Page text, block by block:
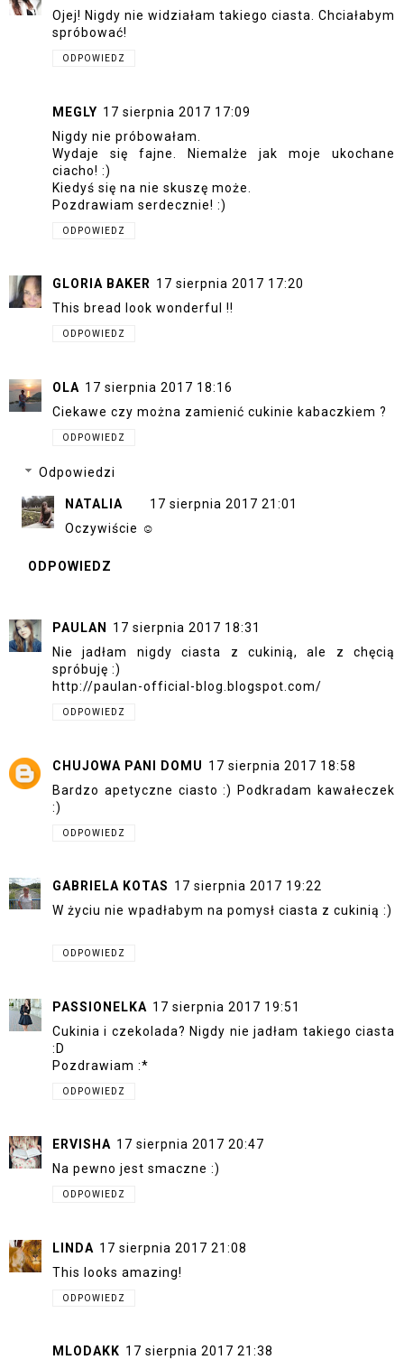
Ojej! Nigdy nie widziałam takiego ciasta. Chciałabym
spróbować!
ODPOWIEDZ
MEGLY 17 sierpnia 2017 17:09
Nigdy nie próbowałam.
Wydaje się fajne. Niemalże jak moje ukochane
ciacho! :)
Kiedyś się na nie skuszę może.
Pozdrawiam serdecznie! :)
ODPOWIEDZ
GLORIA BAKER 17 sierpnia 2017 17:20
This bread look wonderful !!
ODPOWIEDZ
OLA 17 sierpnia 2017 18:16
Ciekawe czy można zamienić cukinie kabaczkiem ?
ODPOWIEDZ
Odpowiedzi
NATALIA
17 sierpnia 2017 21:01
Oczywiście ☺
ODPOWIEDZ
PAULAN
17 sierpnia 2017 18:31
Nie jadłam nigdy ciasta z cukinią, ale z chęcią
spróbuję :)
http://paulan-official-blog.blogspot.com/
ODPOWIEDZ
CHUJOWA PANI DOMU 17 sierpnia 2017 18:58
Bardzo apetyczne ciasto :) Podkradam kawałeczek
:)
ODPOWIEDZ
GABRIELA KOTAS 17 sierpnia 2017 19:22
W życiu nie wpadłabym na pomysł ciasta z cukinią :)
ODPOWIEDZ
PASSIONELKA 17 sierpnia 2017 19:51
Cukinia i czekolada? Nigdy nie jadłam takiego ciasta
:D
Pozdrawiam :*
ODPOWIEDZ
ERVISHA 17 sierpnia 2017 20:47
Na pewno jest smaczne :)
ODPOWIEDZ
LINDA 17 sierpnia 2017 21:08
This looks amazing!
ODPOWIEDZ
MLODAKK 17 sierpnia 2017 21:38